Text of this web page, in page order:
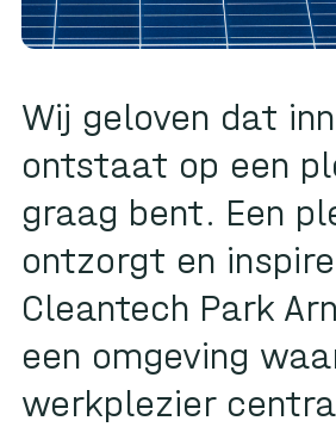
Wij geloven dat
ontstaat op een
graag bent. Een
ontzorgt en
Cleantech Park
een omgeving
werkplezier